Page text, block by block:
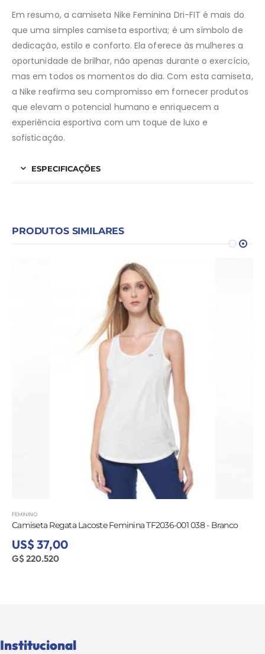
Em resumo, a camiseta Nike Feminina Dri-FIT é mais do
que uma simples camiseta esportiva; é um símbolo de
dedicação, estilo e conforto. Ela oferece às mulheres a
oportunidade de brilhar, não apenas durante o exercício,
mas em todos os momentos do dia. Com esta camiseta,
a Nike reafirma seu compromisso em fornecer produtos
que elevam o potencial humano e enriquecem a
experiência esportiva com um toque de luxo e
sofisticação.
ESPECIFICAÇÕES
PRODUTOS SIMILARES
Regata Lacoste Feminina TF2036-001 038 - Branco Camiseta
Institucional